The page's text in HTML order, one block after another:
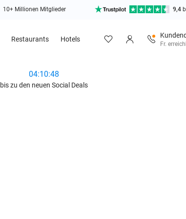
10+ Millionen Mitglieder 9,4
Restaurants Hotels
Fr.
04:10:47
bis zu den neuen Social Deals